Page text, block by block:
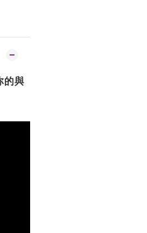
的與